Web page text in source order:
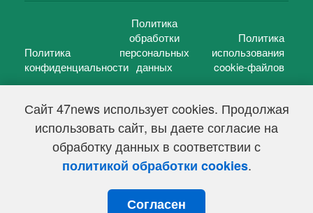
Сайт 47news использует cookies. Продолжая
использовать сайт, вы даете согласие на
обработку данных в соответствии с
политикой обработки cookies.
Согласен
Политика
конфиденциальности
Политика
обработки
персональных
данных
Политика
использования
cookie-файлов
47 новостей (47 news)2005 — 2026 г.
Свидетельство о регистрации СМИ Эл № ФС 77-39848, выдано
Федеральной службой по надзору в сфере связи,
информационных технологий и массовых коммуникаций